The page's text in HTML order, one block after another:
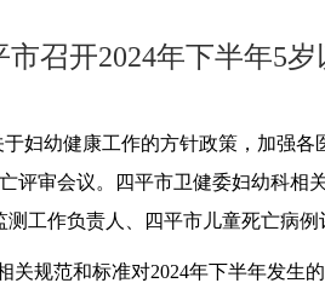
市召开2024年下半年5
幼健康工作的方针政策，加强各
评审会议。四平市卫健委妇幼科相
工作负责人、四平市儿童死亡病例
规范和标准对2024年下半年发生